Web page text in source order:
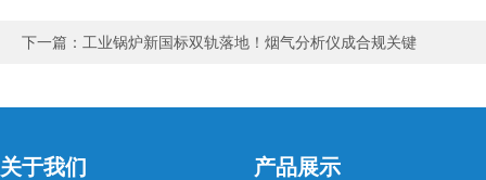
下一篇： 工业锅炉新国标双轨落地！烟气分析仪成合规关键
关于我们 产品展示